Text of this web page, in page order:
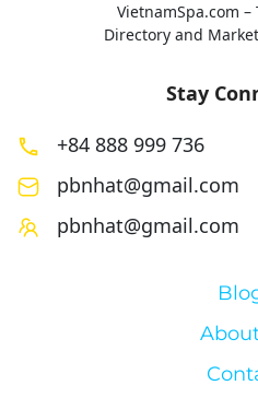
VietnamSpa.com –
Directory and
Stay
+84 888 999 736
pbnhat@gmail.com
pbnhat@gmail.com